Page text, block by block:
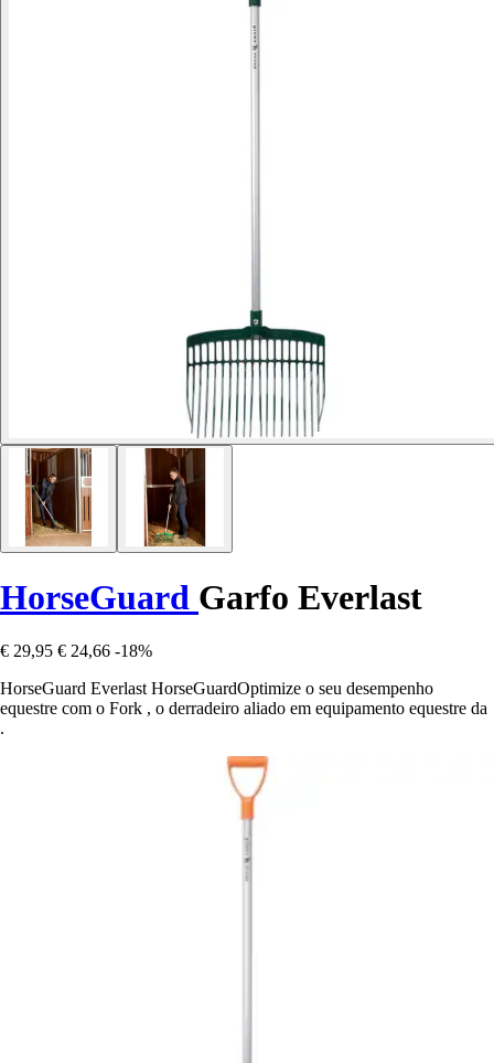
HorseGuard Garfo Everlast
€ 29,95 € 24,66 -18%
HorseGuard Everlast HorseGuardOptimize o seu desempenho
equestre com o Fork , o derradeiro aliado em equipamento equestre da
.